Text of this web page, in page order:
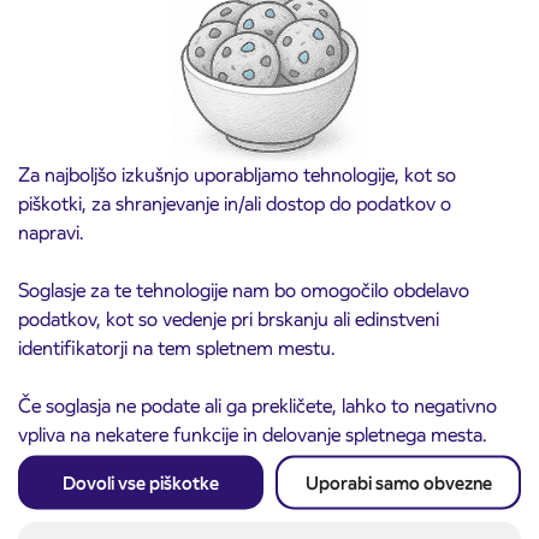
Za najboljšo izkušnjo uporabljamo tehnologije, kot so
piškotki, za shranjevanje in/ali dostop do podatkov o
napravi.
Soglasje za te tehnologije nam bo omogočilo obdelavo
podatkov, kot so vedenje pri brskanju ali edinstveni
identifikatorji na tem spletnem mestu.
Če soglasja ne podate ali ga prekličete, lahko to negativno
vpliva na nekatere funkcije in delovanje spletnega mesta.
Dovoli vse piškotke Uporabi samo obvezne
3. 8. 2026
Obvestilo o popolni zapori ceste
ČEŠNJEVEK – TRATA
Kranj
Preberite objavo